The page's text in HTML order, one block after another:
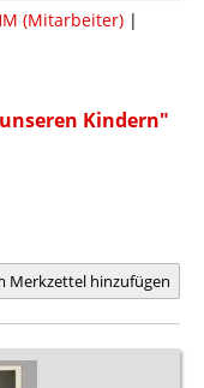
(Mitarbeiter) |
Kindern"
Merkzettel hinzufügen